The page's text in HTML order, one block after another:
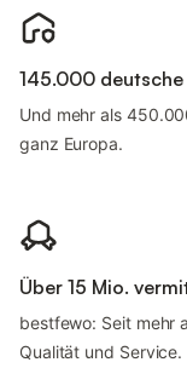
145.000
Und mehr als
ganz Europa.
Über 15 Mio.
bestfewo: Seit mehr
Qualität und Service.